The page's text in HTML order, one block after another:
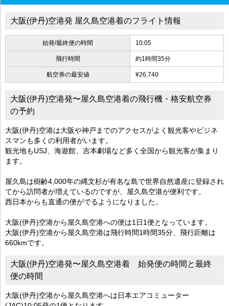
大阪(伊丹)空港発 屋久島空港着のフライト情報
始発/最終便の時間 10:05
飛行時間 約1時間35分
航空券の最安値 ¥26,740
大阪(伊丹)空港発〜屋久島空港着の飛行機・格安航空券
の予約
大阪(伊丹)空港は大阪や神戸までのアクセスがよく観光客やビジネ
スマンも多くの利用者がいます。
観光地もUSJ、海遊館、吉本劇場など多く全国から観光客が集まり
ます。
屋久島は樹齢4,000年の縄文杉が有名な島で世界自然遺産に登録され
てから訪問者が増えているのですが、屋久島空港が便利です。
西日本からも直通の便がでるようになりました。
大阪(伊丹)空港から屋久島空港への便は1日1便となっています。
大阪(伊丹)空港から屋久島空港は飛行時間1時間35分、飛行距離は
660kmです。
大阪(伊丹)空港発〜屋久島空港着 始発便の時間と最終
便の時間
大阪(伊丹)空港から屋久島空港へは日本エアコミューター